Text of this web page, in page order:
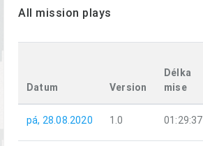
All mission plays
Datum Version
Délka
mise
pá, 28.08.2020 1.0 01:29:37